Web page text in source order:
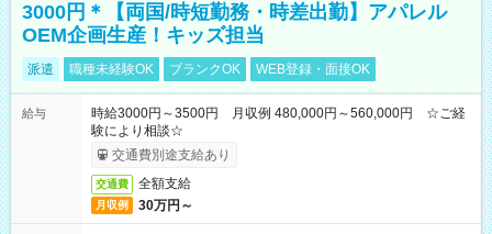
3000円＊【両国/時短勤務・時差出勤】アパレル
OEM企画生産！キッズ担当
派遣 職種未経験OK ブランクOK WEB登録・面接OK
給与
時給3000円～3500円 月収例 480,000円～560,000円 ☆ご経
験により相談☆
交通費別途支給あり
交通費 全額支給
月収例 30万円～